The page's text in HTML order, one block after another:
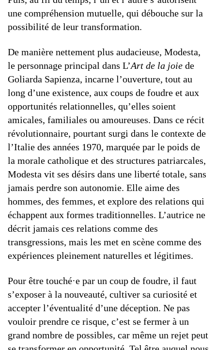
une compréhension mutuelle, qui débouche sur la
possibilité de leur transformation.
De manière nettement plus audacieuse, Modesta,
le personnage principal dans L’Art de la joie de
Goliarda Sapienza, incarne l’ouverture, tout au
long d’une existence, aux coups de foudre et aux
opportunités relationnelles, qu’elles soient
amicales, familiales ou amoureuses. Dans ce récit
révolutionnaire, pourtant surgi dans le contexte de
l’Italie des années 1970, marquée par le poids de
la morale catholique et des structures patriarcales,
Modesta vit ses désirs dans une liberté totale, sans
jamais perdre son autonomie. Elle aime des
hommes, des femmes, et explore des relations qui
échappent aux formes traditionnelles. L’autrice ne
décrit jamais ces relations comme des
transgressions, mais les met en scène comme des
expériences pleinement naturelles et légitimes.
Pour être touché·e par un coup de foudre, il faut
s’exposer à la nouveauté, cultiver sa curiosité et
accepter l’éventualité d’une déception. Ne pas
vouloir prendre ce risque, c’est se fermer à un
grand nombre de possibles, car même un rejet peut